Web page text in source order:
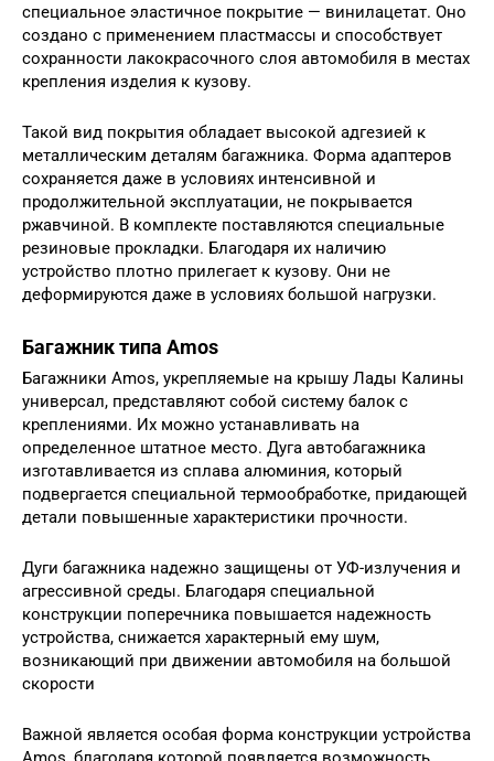
специальное эластичное покрытие — винилацетат. Оно
создано с применением пластмассы и способствует
сохранности лакокрасочного слоя автомобиля в местах
крепления изделия к кузову.
Такой вид покрытия обладает высокой адгезией к
металлическим деталям багажника. Форма адаптеров
сохраняется даже в условиях интенсивной и
продолжительной эксплуатации, не покрывается
ржавчиной. В комплекте поставляются специальные
резиновые прокладки. Благодаря их наличию
устройство плотно прилегает к кузову. Они не
деформируются даже в условиях большой нагрузки.
Багажник типа Amos
Багажники Amos, укрепляемые на крышу Лады Калины
универсал, представляют собой систему балок с
креплениями. Их можно устанавливать на
определенное штатное место. Дуга автобагажника
изготавливается из сплава алюминия, который
подвергается специальной термообработке, придающей
детали повышенные характеристики прочности.
Дуги багажника надежно защищены от УФ-излучения и
агрессивной среды. Благодаря специальной
конструкции поперечника повышается надежность
устройства, снижается характерный ему шум,
возникающий при движении автомобиля на большой
скорости
Важной является особая форма конструкции устройства